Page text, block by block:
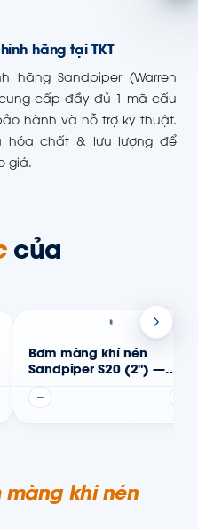
hãng tại TKT
hãng Sandpiper (Warren
cấp đầy đủ 1 mã cấu
hành và hỗ trợ kỹ thuật.
hóa chất & lưu lượng để
giá.
của
Bơm màng khí nén
Sandpiper S20 (2") —
Thân kim loại
—
màng khí nén